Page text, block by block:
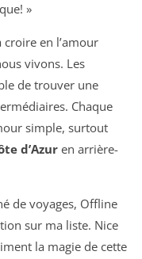
»
croire en l’amour
vivons. Les
de trouver une
Chaque
simple, surtout
d’Azur en arrière-
de voyages, Offline
sur ma liste. Nice
la magie de cette